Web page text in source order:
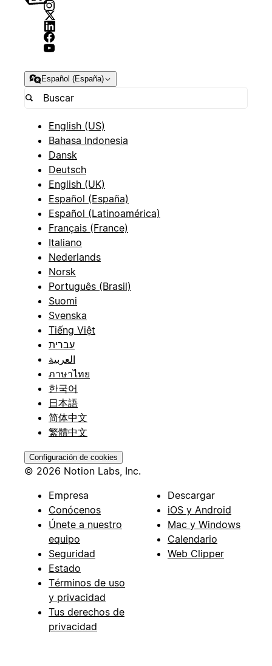
Español (España)
English (US)
Bahasa Indonesia
Dansk
Deutsch
English (UK)
Español (España)
Español (Latinoamérica)
Français (France)
Italiano
Nederlands
Norsk
Português (Brasil)
Suomi
Svenska
Tiếng Việt
עברית
العربية
ภาษาไทย
한국어
日本語
简体中文
繁體中文
Configuración de cookies
© 2026 Notion Labs, Inc.
Empresa
Conócenos
Únete a nuestro
equipo
Seguridad
Estado
Términos de uso
y privacidad
Tus derechos de
privacidad
Descargar
iOS y Android
Mac y Windows
Calendario
Web Clipper